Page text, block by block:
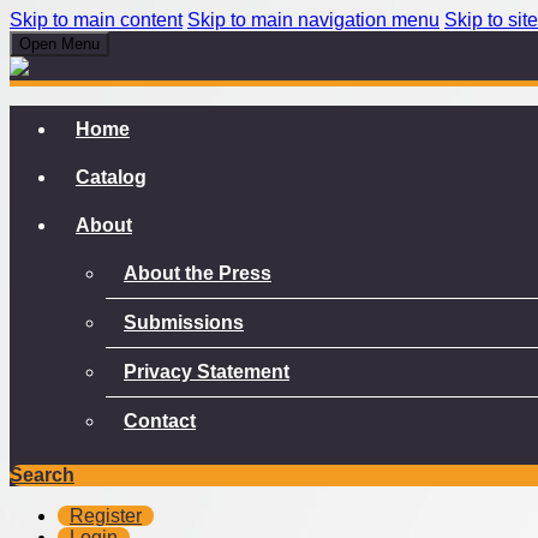
Skip to main content Skip to main navigation menu Skip to
Open Menu
Home
Catalog
About
About the Press
Submissions
Privacy Statement
Contact
Search
Register